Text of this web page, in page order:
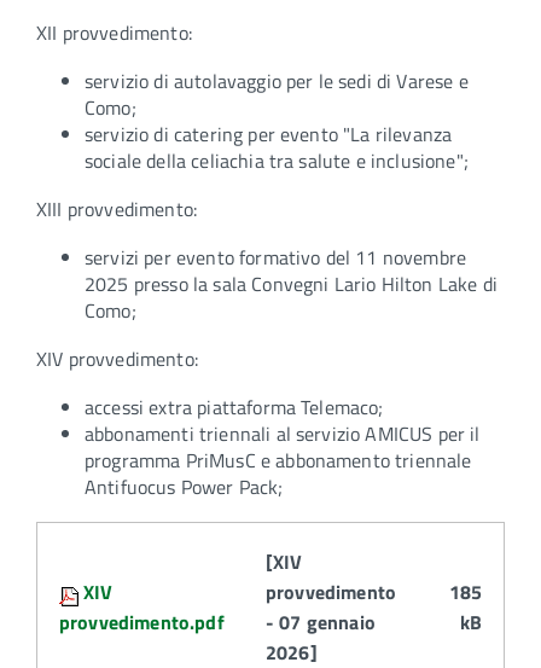
XII provvedimento:
servizio di autolavaggio per le sedi di Varese e
Como;
servizio di catering per evento "La rilevanza
sociale della celiachia tra salute e inclusione";
XIII provvedimento:
servizi per evento formativo del 11 novembre
2025 presso la sala Convegni Lario Hilton Lake di
Como;
XIV provvedimento:
accessi extra piattaforma Telemaco;
abbonamenti triennali al servizio AMICUS per il
programma PriMusC e abbonamento triennale
Antifuocus Power Pack;
XIV
provvedimento.pdf
[XIV
provvedimento
- 07 gennaio
2026]
185
kB